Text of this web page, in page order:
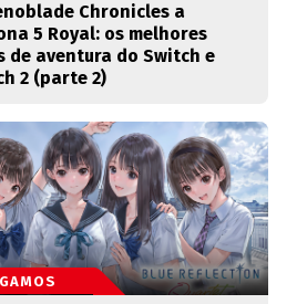
Chronicles a
5 Royal: os melhores
de aventura do Switch e
2 (parte 2)